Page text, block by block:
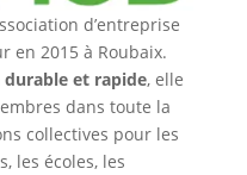
d’entreprise
en 2015 à Roubaix.
et rapide, elle
dans toute la
collectives pour les
les écoles, les